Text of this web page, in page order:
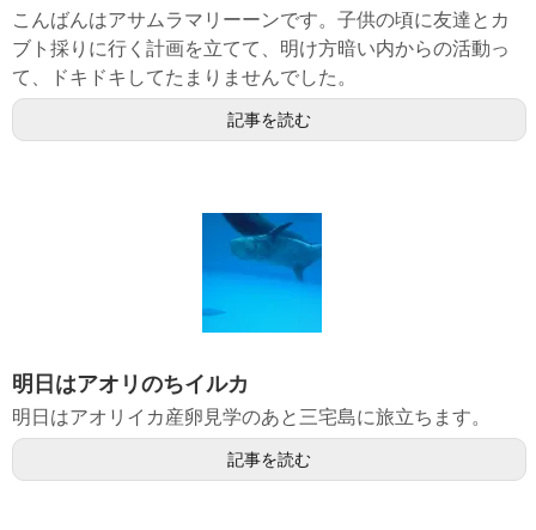
こんばんはアサムラマリーーンです。子供の頃に友達とカ
ブト採りに行く計画を立てて、明け方暗い内からの活動っ
て、ドキドキしてたまりませんでした。
記事を読む
明日はアオリのちイルカ
明日はアオリイカ産卵見学のあと三宅島に旅立ちます。
記事を読む